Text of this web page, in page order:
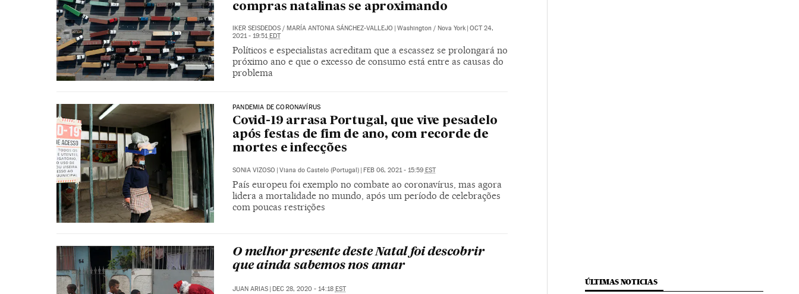
compras natalinas se aproximando
IKER SEISDEDOS/ MARÍA ANTONIA SÁNCHEZ-VALLEJO Washington / Nova York OCT 24,
2021 - 19:51 EDT
Políticos e especialistas acreditam que a escassez se prolongará no
próximo ano e que o excesso de consumo está entre as causas do
problema
PANDEMIA DE CORONAVÍRUS
Covid-19 arrasa Portugal, que vive pesadelo
após festas de fim de ano, com recorde de
mortes e infecções
SONIA VIZOSO Viana do Castelo (Portugal) FEB 06, 2021 - 15:59 EST
País europeu foi exemplo no combate ao coronavírus, mas agora
lidera a mortalidade no mundo, após um período de celebrações
com poucas restrições
O melhor presente deste Natal foi descobrir
que ainda sabemos nos amar
JUAN ARIAS DEC 28, 2020 - 14:18 EST
ÚLTIMAS NOTICIAS